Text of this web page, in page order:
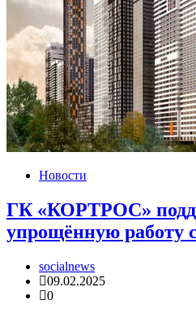
Новости
ГК «КОРТРОС»
упрощённую работу
socialnews
09.02.2025
0